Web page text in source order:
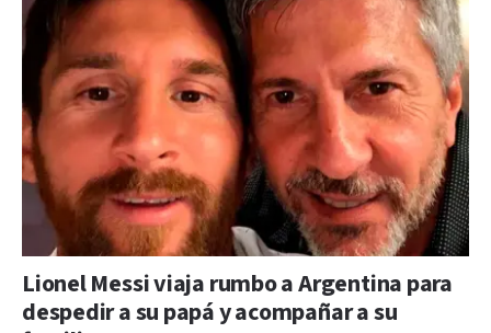
Lionel Messi viaja rumbo a Argentina para
despedir a su papá y acompañar a su